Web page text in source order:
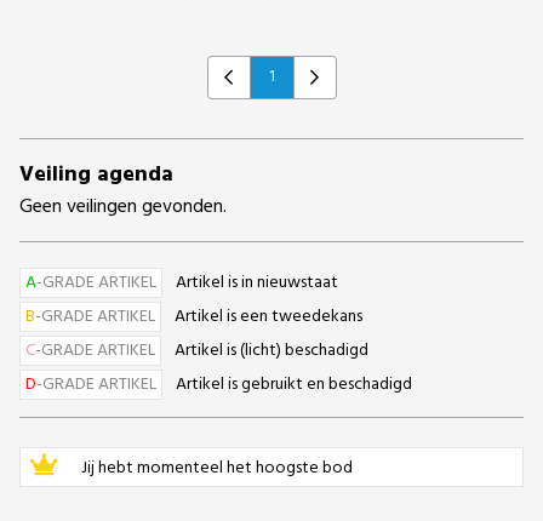
Previous
1 Next
Veiling agenda
Geen veilingen gevonden.
A-GRADE ARTIKEL
Artikel is in nieuwstaat
B-GRADE ARTIKEL
Artikel is een tweedekans
C-GRADE ARTIKEL
Artikel is (licht) beschadigd
D-GRADE ARTIKEL Artikel is gebruikt en beschadigd
Jij hebt momenteel het hoogste bod